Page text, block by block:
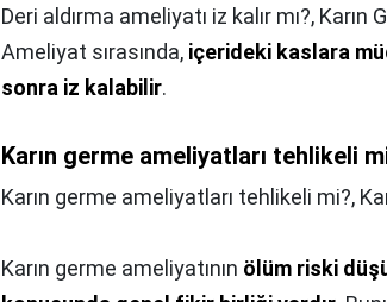
Deri aldırma ameliyatı iz kalır mı?, Karın
Ameliyat sırasında, içerideki kaslara
sonra iz kalabilir.
Karın germe ameliyatları tehlikeli
Karın germe ameliyatları tehlikeli mi?,
Karın germe ameliyatının ölüm riski